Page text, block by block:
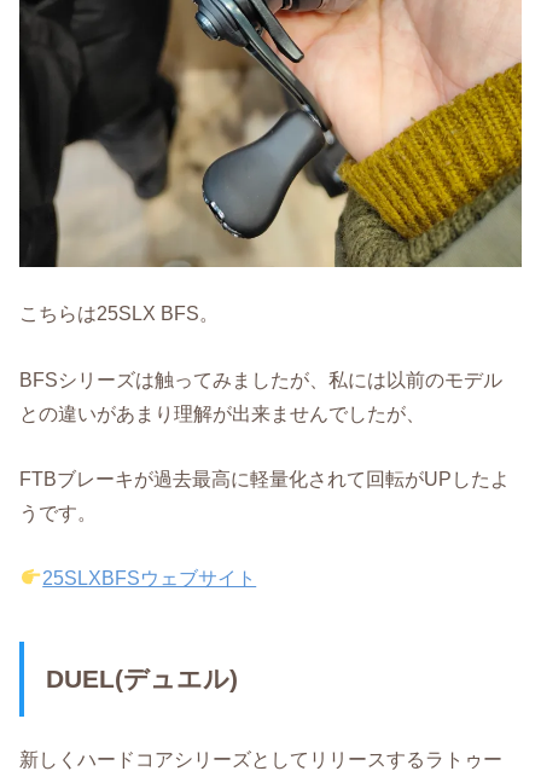
こちらは25SLX BFS。
BFSシリーズは触ってみましたが、私には以前のモデル
との違いがあまり理解が出来ませんでしたが、
FTBブレーキが過去最高に軽量化されて回転がUPしたよ
うです。
25SLXBFSウェブサイト
DUEL(デュエル)
新しくハードコアシリーズとしてリリースするラトゥー